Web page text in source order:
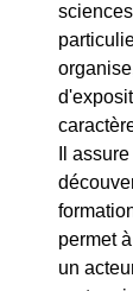
Il
permet
un